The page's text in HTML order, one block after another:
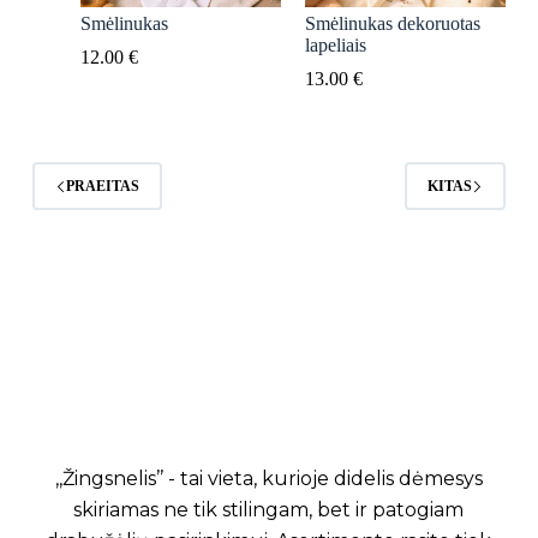
Smėlinukas
12.00 €
Smėlinukas dekoruotas
lapeliais
13.00 €
PRAEITAS KITAS
,,Žingsnelis’’ - tai vieta, kurioje didelis dėmesys
skiriamas ne tik stilingam, bet ir patogiam